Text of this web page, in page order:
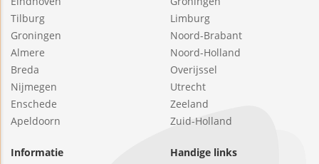
Tilburg
Groningen
Almere
Breda
Nijmegen
Enschede
Apeldoorn
Limburg
Noord-Brabant
Noord-Holland
Overijssel
Utrecht
Zeeland
Zuid-Holland
Informatie
Handige links